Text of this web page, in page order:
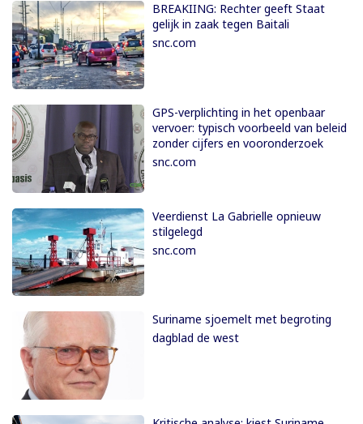
BREAKIING: Rechter geeft Staat
gelijk in zaak tegen Baitali
snc.com
GPS-verplichting in het openbaar
vervoer: typisch voorbeeld van beleid
zonder cijfers en vooronderzoek
snc.com
Veerdienst La Gabrielle opnieuw
stilgelegd
snc.com
Suriname sjoemelt met begroting
dagblad de west